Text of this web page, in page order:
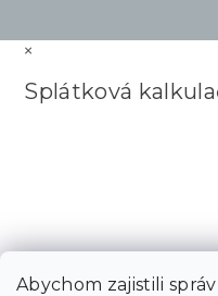
Abychom zajistili
×
Splátková